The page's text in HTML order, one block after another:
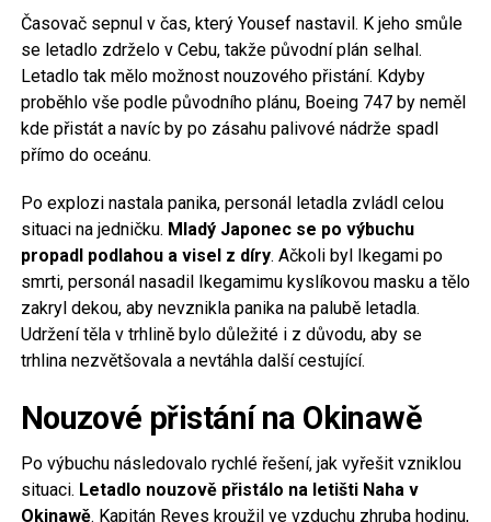
Časovač sepnul v čas, který Yousef nastavil. K jeho smůle
se letadlo zdrželo v Cebu, takže původní plán selhal.
Letadlo tak mělo možnost nouzového přistání. Kdyby
proběhlo vše podle původního plánu, Boeing 747 by neměl
kde přistát a navíc by po zásahu palivové nádrže spadl
přímo do oceánu.
Po explozi nastala panika, personál letadla zvládl celou
situaci na jedničku. Mladý Japonec se po výbuchu
propadl podlahou a visel z díry. Ačkoli byl Ikegami po
smrti, personál nasadil Ikegamimu kyslíkovou masku a tělo
zakryl dekou, aby nevznikla panika na palubě letadla.
Udržení těla v trhlině bylo důležité i z důvodu, aby se
trhlina nezvětšovala a nevtáhla další cestující.
Nouzové přistání na Okinawě
Po výbuchu následovalo rychlé řešení, jak vyřešit vzniklou
situaci. Letadlo nouzově přistálo na letišti Naha v
Okinawě. Kapitán Reyes kroužil ve vzduchu zhruba hodinu,